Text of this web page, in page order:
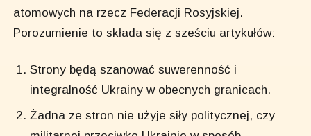
atomowych na rzecz Federacji Rosyjskiej.
Porozumienie to składa się z sześciu artykułów:
Strony będą szanować suwerenność i
integralność Ukrainy w obecnych granicach.
Żadna ze stron nie użyje siły politycznej, czy